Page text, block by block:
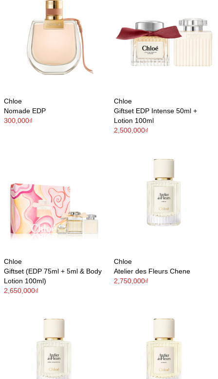
Chloe
Nomade EDP
300,000₫
Chloe
Giftset EDP Intense 50ml +
Lotion 100ml
2,500,000₫
Chloe
Giftset (EDP 75ml + 5ml & Body
Lotion 100ml)
2,650,000₫
Chloe
Atelier des Fleurs Chene
2,750,000₫